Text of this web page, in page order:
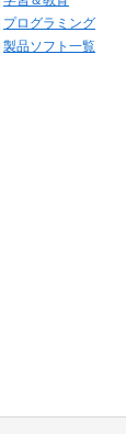
プログラミング
製品ソフト一覧